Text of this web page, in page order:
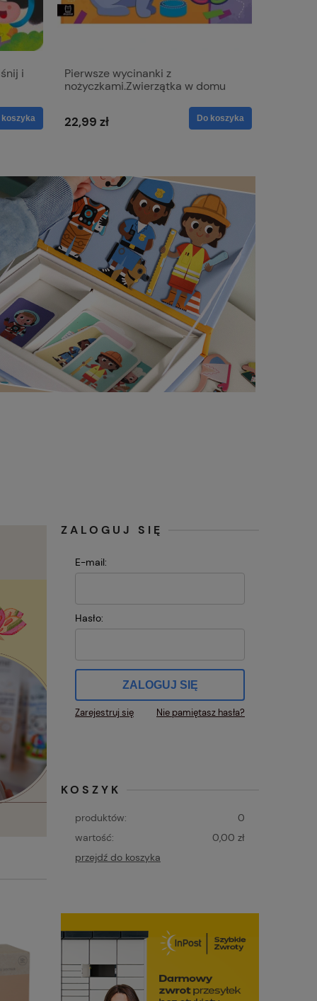
i
koszyka
Pierwsze wycinanki z
nożyczkami.Zwierzątka w domu
22,99 zł Do koszyka
ZALOGUJ SIĘ
E-mail:
Hasło:
ZALOGUJ SIĘ
Nie pamiętasz hasła?
Zarejestruj się
KOSZYK
produktów:
0
wartość:
0,00 zł
przejdź do koszyka